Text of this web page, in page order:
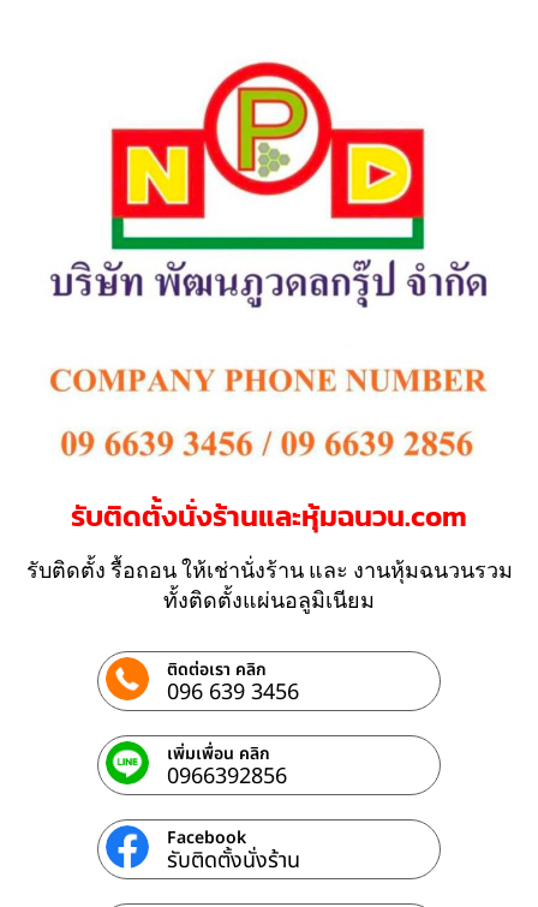
รับติดตั้งนั่งร้านและหุ้มฉนวน.com
รับติดตั้ง รื้อถอน ให้เช่านั่งร้าน และ งานหุ้มฉนวนรวม
ทั้งติดตั้งแผ่นอลูมิเนียม
ติดต่อเรา คลิก
096 639 3456
เพิ่มเพื่อน คลิก
0966392856
Facebook
รับติดตั้งนั่งร้าน